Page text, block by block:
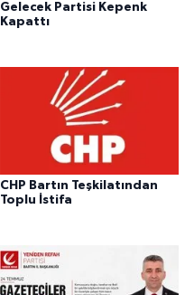
Gelecek Partisi Kepenk
Kapattı
CHP Bartın Teşkilatından
Toplu İstifa